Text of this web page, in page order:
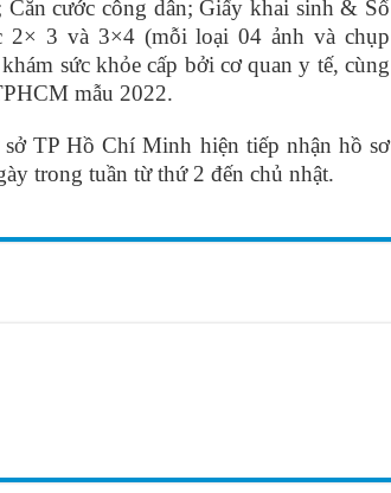
cước công dân; Giấy khai sinh & Sổ
2× 3 và 3×4 (mỗi loại 04 ảnh và chụp
sức khỏe cấp bởi cơ quan y tế, cùng
mẫu 2022.
TP Hồ Chí Minh hiện tiếp nhận hồ sơ
trong tuần từ thứ 2 đến chủ nhật.